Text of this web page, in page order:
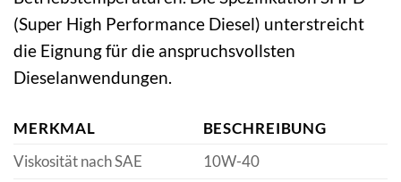
(Super High Performance Diesel) unterstreicht
die Eignung für die anspruchsvollsten
Dieselanwendungen.
MERKMAL
BESCHREIBUNG
Viskosität nach SAE
10W-40